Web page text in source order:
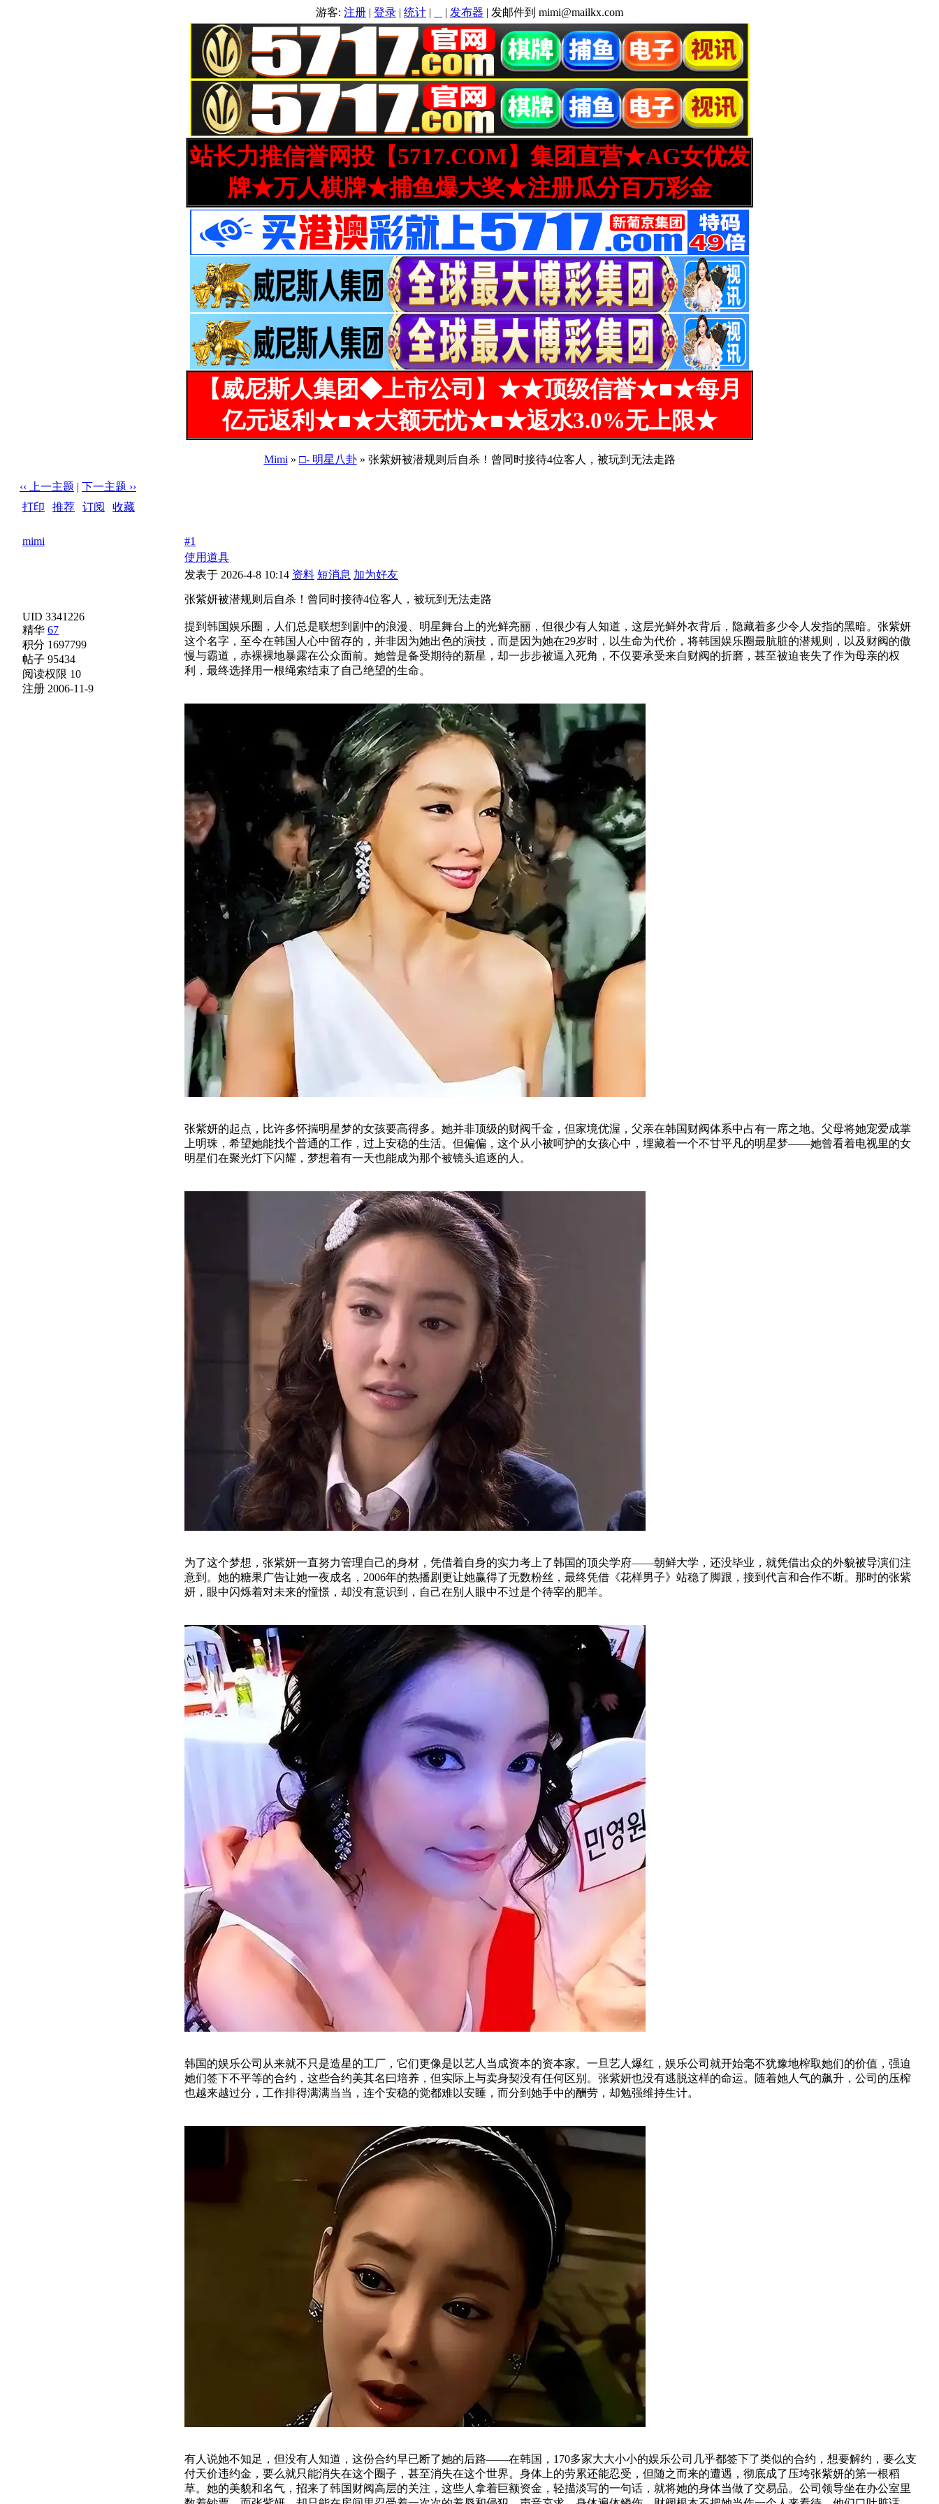
游客: 注册 | 登录 | 统计 | | 发布器 | 发邮件到 mimi@mailkx.com
站长力推信誉网投【5717.COM】集团直营★AG女优发
牌★万人棋牌★捕鱼爆大奖★注册瓜分百万彩金
【威尼斯人集团◆上市公司】★★顶级信誉★■★每月
亿元返利★■★大额无忧★■★返水3.0%无上限★
Mimi » □- 明星八卦» 张紫妍被潜规则后自杀！曾同时接待4位客人，被玩到无法走路
‹‹ 上一主题 | 下一主题 ››
打印
推荐 订阅
收藏
mimi
UID 3341226
精华 67
积分 1697799
帖子 95434
阅读权限 10
注册 2006-11-9
#1
使用道具
发表于 2026-4-8 10:14 资料 短消息 加为好友
张紫妍被潜规则后自杀！曾同时接待4位客人，被玩到无法走路
提到韩国娱乐圈，人们总是联想到剧中的浪漫、明星舞台上的光鲜亮丽，但很少有人知道，这层光鲜外衣背后，隐藏着多少令人发指的黑暗。张紫妍
这个名字，至今在韩国人心中留存的，并非因为她出色的演技，而是因为她在29岁时，以生命为代价，将韩国娱乐圈最肮脏的潜规则，以及财阀的傲
慢与霸道，赤裸裸地暴露在公众面前。她曾是备受期待的新星，却一步步被逼入死角，不仅要承受来自财阀的折磨，甚至被迫丧失了作为母亲的权
利，最终选择用一根绳索结束了自己绝望的生命。
张紫妍的起点，比许多怀揣明星梦的女孩要高得多。她并非顶级的财阀千金，但家境优渥，父亲在韩国财阀体系中占有一席之地。父母将她宠爱成掌
上明珠，希望她能找个普通的工作，过上安稳的生活。但偏偏，这个从小被呵护的女孩心中，埋藏着一个不甘平凡的明星梦——她曾看着电视里的女
明星们在聚光灯下闪耀，梦想着有一天也能成为那个被镜头追逐的人。
为了这个梦想，张紫妍一直努力管理自己的身材，凭借着自身的实力考上了韩国的顶尖学府——朝鲜大学，还没毕业，就凭借出众的外貌被导演们注
意到。她的糖果广告让她一夜成名，2006年的热播剧更让她赢得了无数粉丝，最终凭借《花样男子》站稳了脚跟，接到代言和合作不断。那时的张紫
妍，眼中闪烁着对未来的憧憬，却没有意识到，自己在别人眼中不过是个待宰的肥羊。
韩国的娱乐公司从来就不只是造星的工厂，它们更像是以艺人当成资本的资本家。一旦艺人爆红，娱乐公司就开始毫不犹豫地榨取她们的价值，强迫
她们签下不平等的合约，这些合约美其名曰培养，但实际上与卖身契没有任何区别。张紫妍也没有逃脱这样的命运。随着她人气的飙升，公司的压榨
也越来越过分，工作排得满满当当，连个安稳的觉都难以安睡，而分到她手中的酬劳，却勉强维持生计。
有人说她不知足，但没有人知道，这份合约早已断了她的后路——在韩国，170多家大大小小的娱乐公司几乎都签下了类似的合约，想要解约，要么支
付天价违约金，要么就只能消失在这个圈子，甚至消失在这个世界。身体上的劳累还能忍受，但随之而来的遭遇，彻底成了压垮张紫妍的第一根稻
草。她的美貌和名气，招来了韩国财阀高层的关注，这些人拿着巨额资金，轻描淡写的一句话，就将她的身体当做了交易品。公司领导坐在办公室里